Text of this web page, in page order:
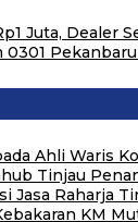
Juta, Dealer
Ahli Waris
Tinjau
Jasa Raharja
KM